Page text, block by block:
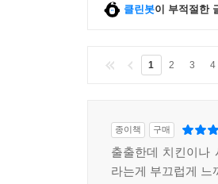
클린봇이 부적절한
1 2 3 4
종이책 구매
출출한데 치킨이나
라는게 부끄럽게 느